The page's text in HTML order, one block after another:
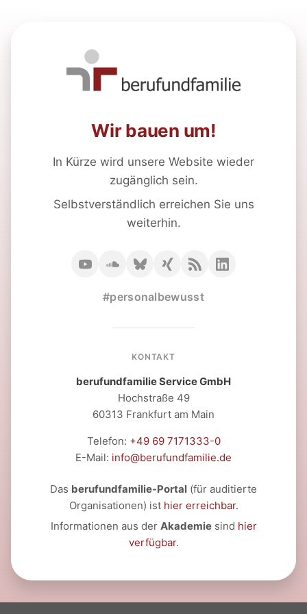
Wir bauen um!
In Kürze wird unsere Website wieder
zugänglich sein.
Selbstverständlich erreichen Sie uns
weiterhin.
#personalbewusst
KONTAKT
berufundfamilie Service GmbH
Hochstraße 49
60313 Frankfurt am Main
Telefon: +49 69 7171333-0
E-Mail: info@berufundfamilie.de
Das berufundfamilie-Portal (für auditierte
Organisationen) ist hier erreichbar.
Informationen aus der Akademiesind hier
verfügbar.